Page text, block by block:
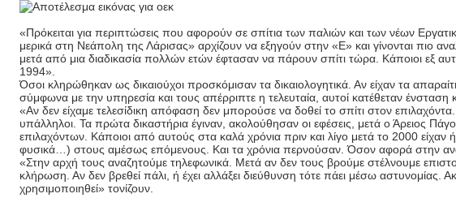
«Πρόκειται για περιπτώσεις που αφορούν σε σπίτια των παλιών και των νέων
μερικά στη Νεάπολη της Λάρισας» αρχίζουν να εξηγούν στην «Ε» και γίνονται πιο
μετά από μια διαδικασία πολλών ετών έφτασαν να πάρουν σπίτι τώρα. Κάποιοι εξ
1994».
Όσοι κληρώθηκαν ως δικαιούχοι προσκόμισαν τα δικαιολογητικά. Αν είχαν τα
σύμφωνα με την υπηρεσία και τους απέρριπτε η τελευταία, αυτοί κατέθεταν ένσταση
«Αν δεν είχαμε τελεσίδικη απόφαση δεν μπορούσε να δοθεί το σπίτι στον
υπάλληλοι. Τα πρώτα δικαστήρια έγιναν, ακολούθησαν οι εφέσεις, μετά ο Άρειος
επιλαχόντων. Κάποιοι από αυτούς στα καλά χρόνια πριν και λίγο μετά το 2000 είχαν
φυσικά…) στους αμέσως επόμενους. Και τα χρόνια περνούσαν. Όσον αφορά στην
«Στην αρχή τους αναζητούμε τηλεφωνικά. Μετά αν δεν τους βρούμε στέλνουμε
κλήρωση. Αν δεν βρεθεί πάλι, ή έχει αλλάξει διεύθυνση τότε πάει μέσω
χρησιμοποιηθεί» τονίζουν.